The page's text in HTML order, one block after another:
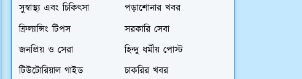
সুস্বাস্থ্য এবং চিকিৎসা
পড়াশোনার খবর
ফ্রিল্যান্সিং টিপস
সরকারি সেবা
জনপ্রিয় ও সেরা
হিন্দু ধর্মীয় পোস্ট
টিউটোরিয়াল গাইড
চাকরির খবর